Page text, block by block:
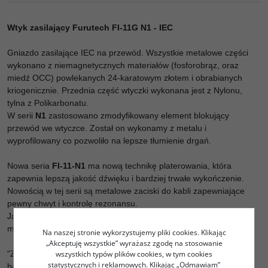
Wtyk zasilający Furutech FI-11G N1 - IEC
Gniazdo zasilające IEC na przewód. Wszystkie metalowe części
wykonano z niemagnetycznych materiałów (fosforobrąz, oraz
miedź OCC) powlekanych 24-karatowym złotem i obrabianych
kriogenicznie. Przednia część wtyczki wykonana jest z Nylonu,
tylna z Polikarbonatu.
W serii N1 zastosowano zmodyfikowany element blokujący
przewód we wtyczce. Został on wykonamy z metalu i
wyprofilowany co pozwoliło na lepsze tłumienie drgań.
Nowa seria FI-11-N1 ma nową technikę platerowania, która
zapewnia lepszą jakość dźwięku i bardziej trwałe wykończenie.
Nowością w tej serii są metalowe zaciski do kabli zapewniające
pewny chwyt i kontrolę rezonansu.
Japoński komentator audio, Masamitsu Fukuda, na nowym wtyku
mówi:
"Złocenie jest idealne dla entuzjastów, którzy wolą płynne, ciepłe i
Na naszej stronie wykorzystujemy pliki cookies. Klikając
„Akceptuję wszystkie” wyrażasz zgodę na stosowanie
wszystkich typów plików cookies, w tym cookies
statystycznych i reklamowych. Klikając „Odmawiam”